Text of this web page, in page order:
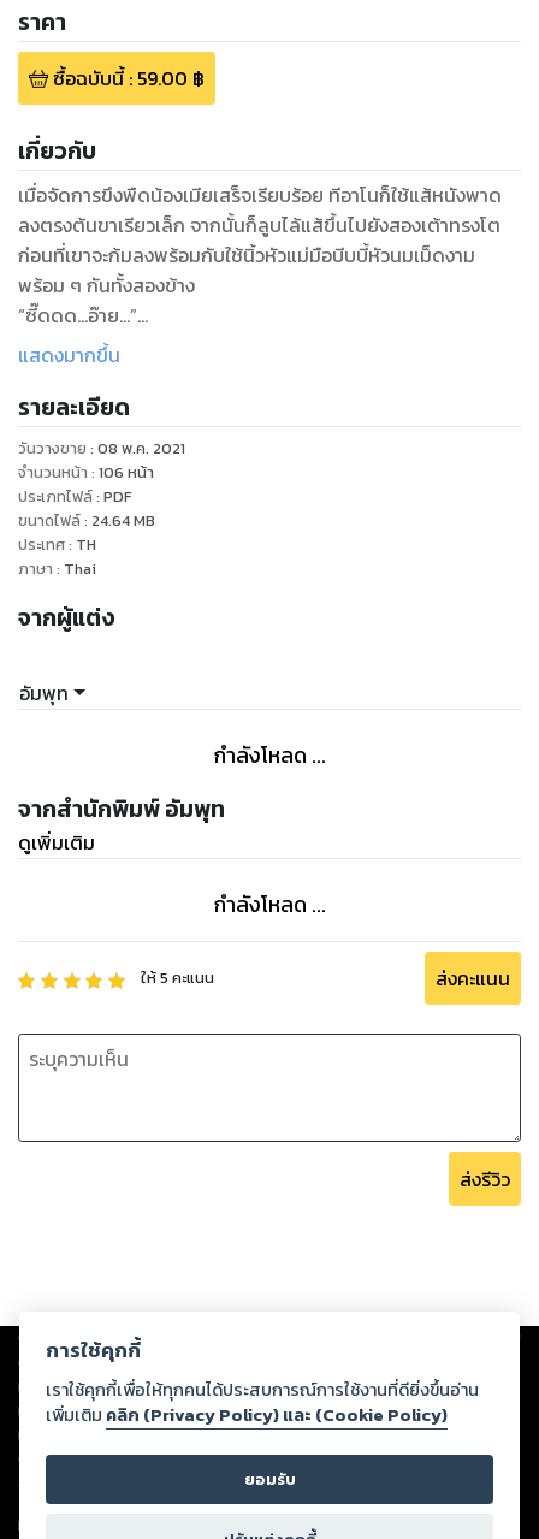
ราคา
ซื้อฉบับนี้: 59.00 ฿
เกี่ยวกับ
เมื่อจัดการขึงพืดน้องเมียเสร็จเรียบร้อย ทีอาโนก็ใช้แส้หนังพาด
ลงตรงต้นขาเรียวเล็ก จากนั้นก็ลูบไล้แส้ขึ้นไปยังสองเต้าทรงโต
ก่อนที่เขาจะก้มลงพร้อมกับใช้นิ้วหัวแม่มือบีบบี้หัวนมเม็ดงาม
พร้อม ๆ กันทั้งสองข้าง
“ซี๊ดดด...อ๊าย...”
ปลายดาวครางกระเส่า หล่อนรู้ดีว่าตอนนี้ ผัวพี่คงจะต้องจัดการ
แสดงมากขึ้น
รายละเอียด
วันวางขาย : 08 พ.ค. 2021
จำนวนหน้า : 106 หน้า
ประเภทไฟล์: PDF
ขนาดไฟล์: 24.64MB
ประเทศ: TH
ภาษา : Thai
จากผู้แต่ง
อัมพุท
กำลังโหลด ...
จากสำนักพิมพ์ อัมพุท
ดูเพิ่มเติม
กำลังโหลด ...
ให้5 คะแนน ส่งคะแนน
ส่งรีวิว
Copyright © 2026
ต่อผลงานหรือเนื้อหาใดที่อัปโหลดผ่านเว็บไซต์และปรากฏว่าละเมิดสิทธิใน
ทรัพย์สินทางปัญญาของบุคคลอื่นหรือขัดต่อกฎหมายและศีลธรรม ดังนั้น ผู้อ่าน
ทุกท่านโปรดใช้วิจารณญาณในการกลั่นกรองด้วยตนเอง และหากท่านพบว่าส่วน
หนึ่งส่วนใดขัดต่อกฎหมายและศีลธรรม กรุณาแจ้งมายังบริษัท เพื่อทีมงานจะได้
ดำเนินการในทันที ทั้งนี้ ทางสตอรี่ล็อกขอสงวนลิขสิทธิ์ตามพระราชบัญญัติ
ลิขสิทธิ์ พ.ศ. 2537 (ฉบับล่าสุด)
For support: member@ookbee.com
การใช้คุกกี้
เราใช้คุกกี้เพื่อให้ทุกคนได้ประสบการณ์การใช้งานที่ดียิ่งขึ้นอ่าน
เพิ่มเติม คลิก (Privacy Policy) และ (Cookie Policy)
ยอมรับ